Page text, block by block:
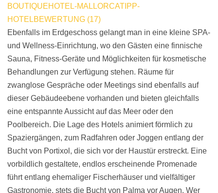
Ebenfalls im Erdgeschoss gelangt man in eine kleine SPA-
und Wellness-Einrichtung, wo den Gästen eine finnische
Sauna, Fitness-Geräte und Möglichkeiten für kosmetische
Behandlungen zur Verfügung stehen. Räume für
zwanglose Gespräche oder Meetings sind ebenfalls auf
dieser Gebäudeebene vorhanden und bieten gleichfalls
eine entspannte Aussicht auf das Meer oder den
Poolbereich. Die Lage des Hotels animiert förmlich zu
Spaziergängen, zum Radfahren oder Joggen entlang der
Bucht von Portixol, die sich vor der Haustür erstreckt. Eine
vorbildlich gestaltete, endlos erscheinende Promenade
führt entlang ehemaliger Fischerhäuser und vielfältiger
Gastronomie, stets die Bucht von Palma vor Augen. Wer